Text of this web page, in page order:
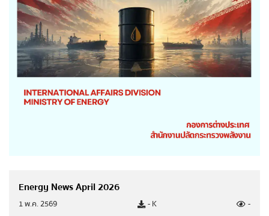
ข่าวสารพลังงาน
ข่าวสารรัฐมนตรี
ข่าวสารผู้บริหาร
Energy News April 2026
1 พ.ค. 2569 - K -